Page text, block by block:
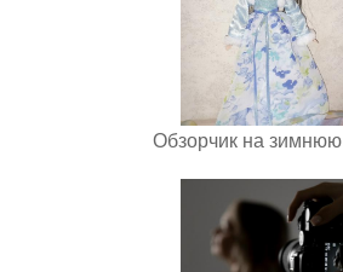
Обзорчик на зимнюю